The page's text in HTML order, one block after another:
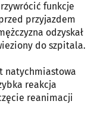
funkcje
przyjazdem
odzyskał
do szpitala.
natychmiastowa
reakcja
reanimacji